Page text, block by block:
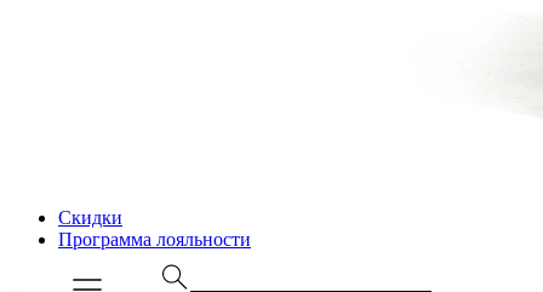
Скидки
Программа лояльности